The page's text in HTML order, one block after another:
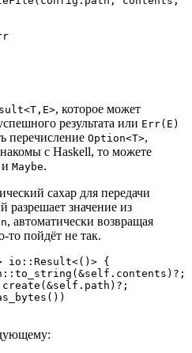
, которое может
результата или Err(E)
перечисление Option<T>,
с Haskell, то можете
и Maybe.
сахар для передачи
разрешает значение из
, автоматически возвращая
то пойдёт не так.
io::Result<()> {